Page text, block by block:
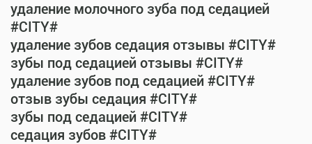
удаление молочного зуба под седацией
#CITY#
удаление зубов седация отзывы #CITY#
зубы под седацией отзывы #CITY#
удаление зубов под седацией #CITY#
отзыв зубы седация #CITY#
зубы под седацией #CITY#
седация зубов #CITY#